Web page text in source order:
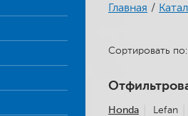
Главная /
Сортировать
Honda Lefan